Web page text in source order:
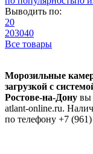
Выводить по:
20
203040
Все товары
Морозильные
загрузкой с
Ростове-на-Дону вы
atlant-online.ru.
по телефону +7